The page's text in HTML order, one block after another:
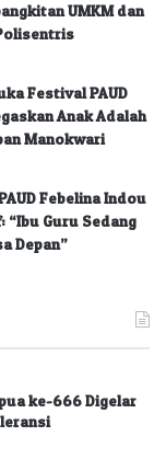
UMKM dan
Festival PAUD
Anak Adalah
Manokwari
Febelina Indou
“Ibu Guru Sedang
Depan”
ke-666 Digelar